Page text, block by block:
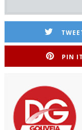
PIN IT